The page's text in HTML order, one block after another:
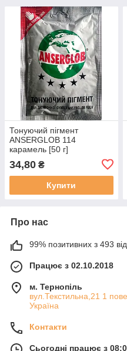
Тонуючий пігмент
ANSERGLOB 114
карамель [50 г]
34,80 ₴
Купити
Про нас
99% позитивних з 493
Працює з 02.10.2018
м. Тернопіль
вул.Текстильна,21 1
Україна
Контакти
Сьогодні працює з